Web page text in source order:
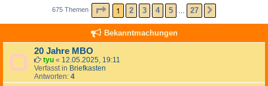
675 Themen SEITE1 VON27
1 2 3 4 5 27
Bekanntmachungen
20 Jahre MBO
tyu « 12.05.2025, 19:11
Verfasst in Briefkasten
Antworten: 4